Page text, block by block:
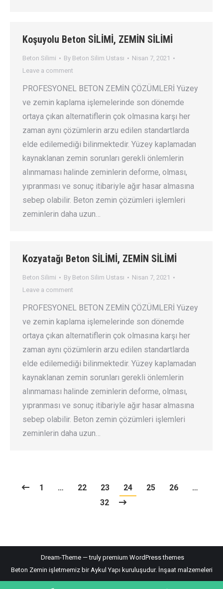
Koşuyolu Beton SİLİMİ, ZEMİN SİLİMİ
Beton Silimi By Beton Silim Ustası
Nisan 7, 2021
Leave a comment
PROFESYONEL BETON ZEMİN ÇÖZÜMLERİ Yüzey
ve zemin kaplama işlemelerinde son dönemde
ortaya çıkan alternatiflerin çok olmasına karşı her
zaman aynı çözümlerin arzu edilen standartlarda
elde edilemediği bilinmektedir. Yüzey kaplamadan
kaynaklanan zemin sorunları gerekli önlemlerin
alınmaması halinde zeminlerin deforme, olması,
yıpranması ve sonuç itibariyle ağır hasar almasına
sebep olabilir. Beton zemin çözümleri işlemleri
zeminlerin daha uzun…
Kozyatağı Beton SİLİMİ, ZEMİN SİLİMİ
Beton Silimi By Beton Silim Ustası
Nisan 7, 2021
Leave a comment
PROFESYONEL BETON ZEMİN ÇÖZÜMLERİ Yüzey
ve zemin kaplama işlemelerinde son dönemde
ortaya çıkan alternatiflerin çok olmasına karşı her
zaman aynı çözümlerin arzu edilen standartlarda
elde edilemediği bilinmektedir. Yüzey kaplamadan
kaynaklanan zemin sorunları gerekli önlemlerin
alınmaması halinde zeminlerin deforme, olması,
yıpranması ve sonuç itibariyle ağır hasar almasına
sebep olabilir. Beton zemin çözümleri işlemleri
zeminlerin daha uzun…
1 … 22 23 24 25 26
…
32
Dream-Theme — truly premium WordPress themes
Beton Zemin işletmemiz bir Aykul Yapı kuruluşudur. İnşaat malzemeleri